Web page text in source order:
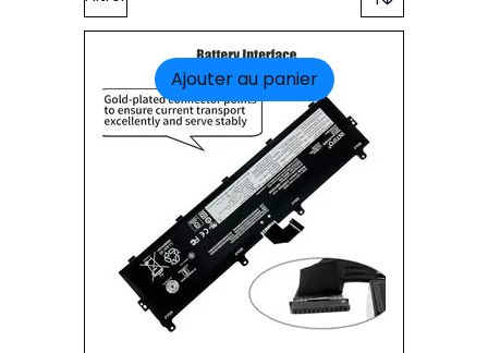
Ajouter au panier